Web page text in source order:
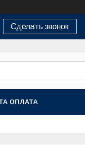
Сделать звонок
ОПЛАТА